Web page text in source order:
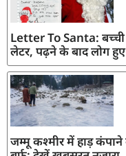
Letter To Santa:
लेटर, पढ़ने के बाद लोग
जम्मू कश्मीर में हाड़